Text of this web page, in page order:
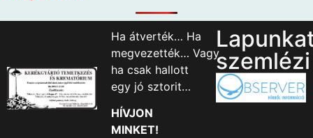
Ha átverték… Ha
megvezették… Vagy
ha csak hallott
egy jó sztorit…
HÍVJON
MINKET!
szemlézi